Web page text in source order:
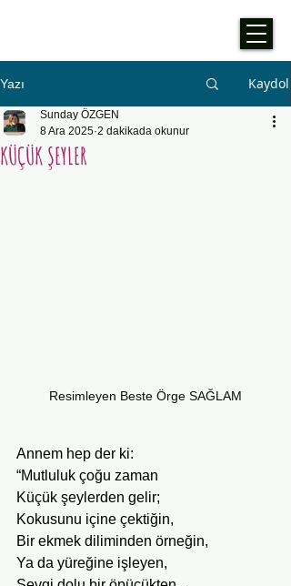
Yazı Kaydol
KÜÇÜK ŞEYLER
Sunday ÖZGEN
8 Ara 2025 2 dakikada okunur
Resimleyen Beste Örge SAĞLAM
Annem hep der ki:
“Mutluluk çoğu zaman
Küçük şeylerden gelir;
Kokusunu içine çektiğin,
Bir ekmek diliminden örneğin,
Ya da yüreğine işleyen,